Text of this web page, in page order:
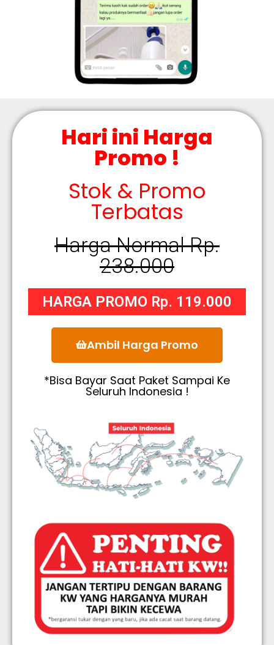
Hari ini Harga
Promo !
Stok & Promo
Terbatas
Harga Normal Rp.
238.000
HARGA PROMO Rp. 119.000
Ambil Harga Promo
*Bisa Bayar Saat Paket Sampai Ke
Seluruh Indonesia !